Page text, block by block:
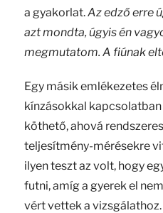
a gyakorlat.Az edző erre
azt mondta, úgyis én
megmutatom. A fiúnak
Egy másik emlékezetes
kínzásokkal
köthető, ahová
teljesítmény-mérésekre
ilyen teszt az volt, hogy
futni, amíg a gyerek el
vért vettek a